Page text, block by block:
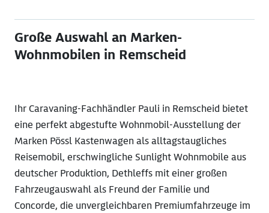
Große Auswahl an Marken-
Wohnmobilen in Remscheid
​Ihr Caravaning-Fachhändler Pauli in Remscheid bietet
eine perfekt abgestufte Wohnmobil-Ausstellung der
Marken Pössl Kastenwagen als alltagstaugliches
Reisemobil, erschwingliche Sunlight Wohnmobile aus
deutscher Produktion, Dethleffs mit einer großen
Fahrzeugauswahl als Freund der Familie und
Concorde, die unvergleichbaren Premiumfahrzeuge im